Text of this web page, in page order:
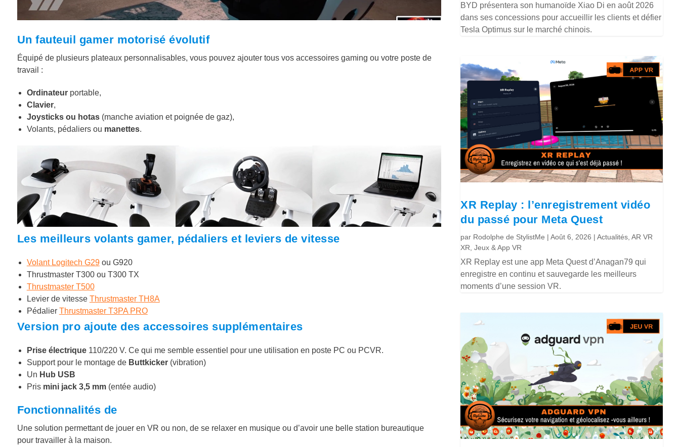
Un fauteuil gamer motorisé évolutif
Équipé de plusieurs plateaux personnalisables, vous pouvez ajouter tous vos accessoires gaming ou votre poste de
travail :
Ordinateurportable,
Clavier,
Joysticks ou hotas (manche aviation et poignée de gaz),
Volants, pédaliers ou manettes.
Les meilleurs volants gamer, pédaliers et leviers de vitesse
Volant Logitech G29ou G920
Thrustmaster T300 ou T300 TX
Thrustmaster T500
Levier de vitesse Thrustmaster TH8A
Pédalier Thrustmaster T3PA PRO
Version pro ajoute des accessoires supplémentaires
Prise électrique110/220 V. Ce qui me semble essentiel pour une utilisation en poste PC ou PCVR.
Support pour le montage de Buttkicker(vibration)
Un Hub USB
Prismini jack 3,5 mm(entée audio)
Fonctionnalités de
Une solution permettant de jouer en VR ou non, de se relaxer en musique ou d’avoir une belle station bureautique
pour travailler à la maison.
BYD présentera son humanoïde Xiao Di en août 2026
dans ses concessions pour accueillir les clients et défier
Tesla Optimus sur le marché chinois.
XR Replay : l’enregistrement vidéo
du passé pour Meta Quest
par Rodolphe de StylistMe |Août 6, 2026 |Actualités ,AR VR
XR ,Jeux & App VR
XR Replay est une app Meta Quest d’Anagan79 qui
enregistre en continu et sauvegarde les meilleurs
moments d’une session VR.